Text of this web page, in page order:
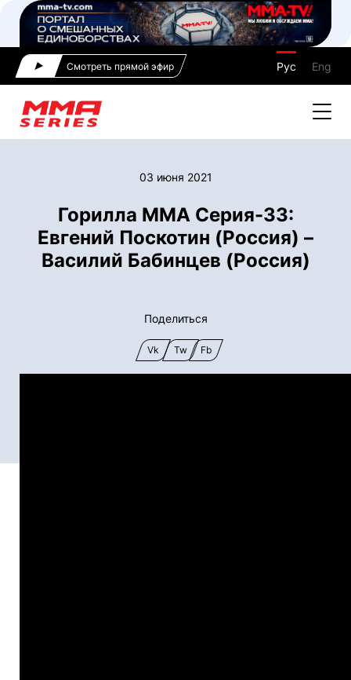
Смотреть прямой эфир Рус Eng
03 июня 2021
Горилла ММА Серия-33:
Евгений Поскотин (Россия) –
Василий Бабинцев (Россия)
Поделиться
Vk Tw Fb